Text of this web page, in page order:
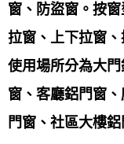
服務：
鋁門窗工程宅急
您的需求設計出
保固：
窗、防盜窗。按
拉窗、上下拉窗
使用場所分為大
窗、客廳鋁門窗
門窗、社區大樓